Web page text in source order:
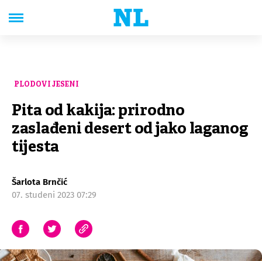
PLODOVI JESENI
Pita od kakija: prirodno
zaslađeni desert od jako laganog
tijesta
Šarlota Brnčić
07. studeni 2023 07:29